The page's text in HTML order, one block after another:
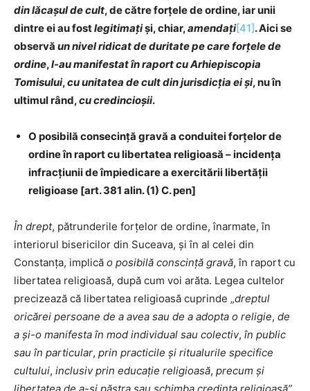
din lăcașul de cult, de către forţele de ordine, iar unii
dintre ei au fostlegitimațiși, chiar,amendați[41]. Aici se
observă un nivel ridicat de duritatepe care forțele de
ordine,l-au manifestat în raport cu Arhiepiscopia
Tomisului,cu unitatea de cult din jurisdicția ei și, nu în
ultimul rând,cu credincioșii.
O posibilă consecință gravă a conduitei forțelor de
ordine în raport cu libertatea religioasă – incidența
infracțiunii de împiedicare a exercitării libertății
religioase [art. 381 alin. (1) C. pen]
În drept, pătrunderile forțelor de ordine, înarmate, în
interiorul bisericilor din Suceava, și în al celei din
Constanța, implică o posibilă conscință gravă, în raport cu
libertatea religioasă, după cum voi arăta. Legea cultelor
precizează că libertatea religioasă cuprinde „dreptul
oricărei persoane de a avea sau de a adopta o religie, de
a și-o manifesta în mod individual sau colectiv, în public
sau în particular, prin practicile și ritualurile specifice
cultului, inclusiv prin educație religioasă, precum și